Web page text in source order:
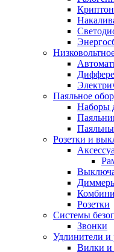
Паяльное
Наборы
Розетки и
Розетки
Системы
Звонки
Удлинители и
Вилки и